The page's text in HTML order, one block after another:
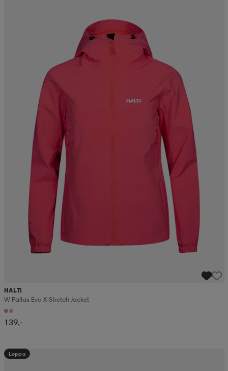
HALTI
W Pallas Evo X-Stretch Jacket
139,-
Loppu